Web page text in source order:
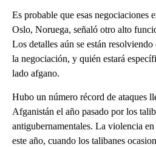
Es probable que esas negociaciones
Oslo, Noruega, señaló otro alto
Los detalles aún se están
la negociación, y quién estará
lado afgano.
Hubo un número récord de ataques
Afganistán el año pasado por los
antigubernamentales. La violencia
este año, cuando los talibanes